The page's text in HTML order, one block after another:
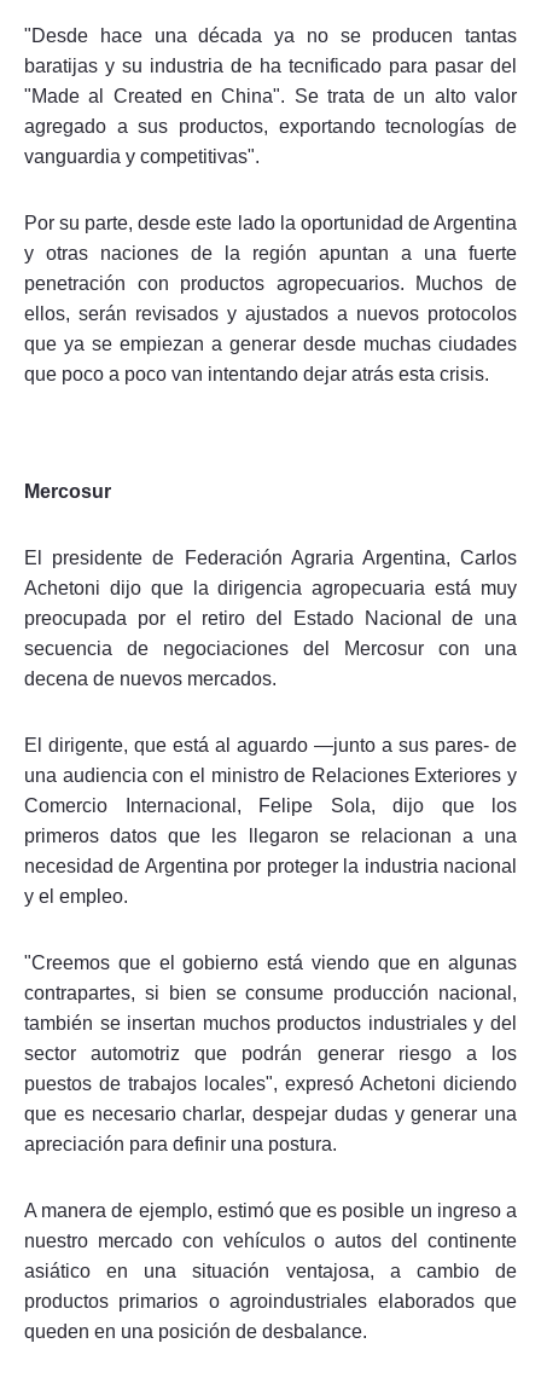
"Desde hace una década ya no se producen tantas
baratijas y su industria de ha tecnificado para pasar del
"Made al Created en China". Se trata de un alto valor
agregado a sus productos, exportando tecnologías de
vanguardia y competitivas".
Por su parte, desde este lado la oportunidad de Argentina
y otras naciones de la región apuntan a una fuerte
penetración con productos agropecuarios. Muchos de
ellos, serán revisados y ajustados a nuevos protocolos
que ya se empiezan a generar desde muchas ciudades
que poco a poco van intentando dejar atrás esta crisis.
Mercosur
El presidente de Federación Agraria Argentina, Carlos
Achetoni dijo que la dirigencia agropecuaria está muy
preocupada por el retiro del Estado Nacional de una
secuencia de negociaciones del Mercosur con una
decena de nuevos mercados.
El dirigente, que está al aguardo —junto a sus pares- de
una audiencia con el ministro de Relaciones Exteriores y
Comercio Internacional, Felipe Sola, dijo que los
primeros datos que les llegaron se relacionan a una
necesidad de Argentina por proteger la industria nacional
y el empleo.
"Creemos que el gobierno está viendo que en algunas
contrapartes, si bien se consume producción nacional,
también se insertan muchos productos industriales y del
sector automotriz que podrán generar riesgo a los
puestos de trabajos locales", expresó Achetoni diciendo
que es necesario charlar, despejar dudas y generar una
apreciación para definir una postura.
A manera de ejemplo, estimó que es posible un ingreso a
nuestro mercado con vehículos o autos del continente
asiático en una situación ventajosa, a cambio de
productos primarios o agroindustriales elaborados que
queden en una posición de desbalance.